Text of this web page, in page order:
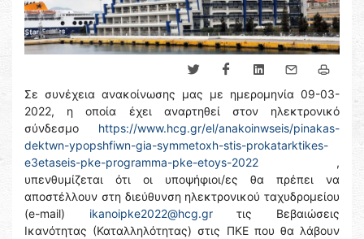
Σε συνέχεια ανακοίνωσης μας με ημερομηνία 09-03-
2022, η οποία έχει αναρτηθεί στον ηλεκτρονικό
σύνδεσμο https://www.hcg.gr/el/anakoinwseis/pinakas-
dektwn-ypopshfiwn-gia-symmetoxh-stis-prokatarktikes-
e3etaseis-pke-programma-pke-etoys-2022 ,
υπενθυμίζεται ότι οι υποψήφιοι/ες θα πρέπει να
αποστέλλουν στη διεύθυνση ηλεκτρονικού ταχυδρομείου
(e-mail) ikanoipke2022@hcg.grτις Βεβαιώσεις
Ικανότητας (Καταλληλότητας) στις ΠΚΕ που θα λάβουν